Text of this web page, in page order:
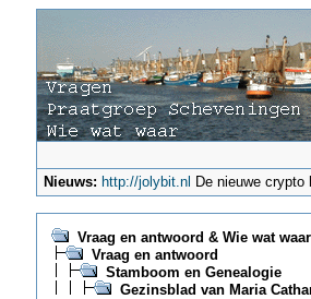
Nieuws: http://jolybit.nl De nieuwe crypto
Vraag en antwoord & Wie wat waar
Vraag en antwoord
Stamboom en Genealogie
Gezinsblad van Maria